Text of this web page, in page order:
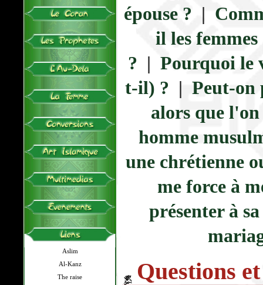
Aslim
Al-Kanz
The raise
épouse ? |
il les
? | Pourquoi le
t-il) ? | Peut-on
alors que
homme
une chrétienne
me force à
présenter à
Questions